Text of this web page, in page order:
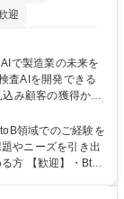
迎
み顧客の獲得から
ングとフィールド
目指します。 【具
ーチ/リードナー
領域でのご経験を
やニーズを引き出
BtoB